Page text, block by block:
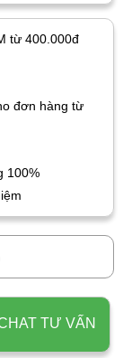
từ 400.000đ
đơn hàng từ
100%
TƯ VẤN